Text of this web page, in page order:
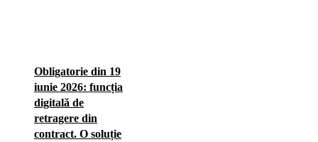
Obligatorie din 19
iunie 2026: funcția
digitală de
retragere din
contract. O soluție